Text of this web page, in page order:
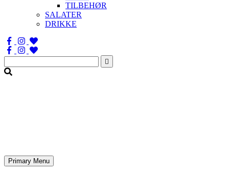
TILBEHØR
SALATER
DRIKKE
Søg
efter:
Primary Menu